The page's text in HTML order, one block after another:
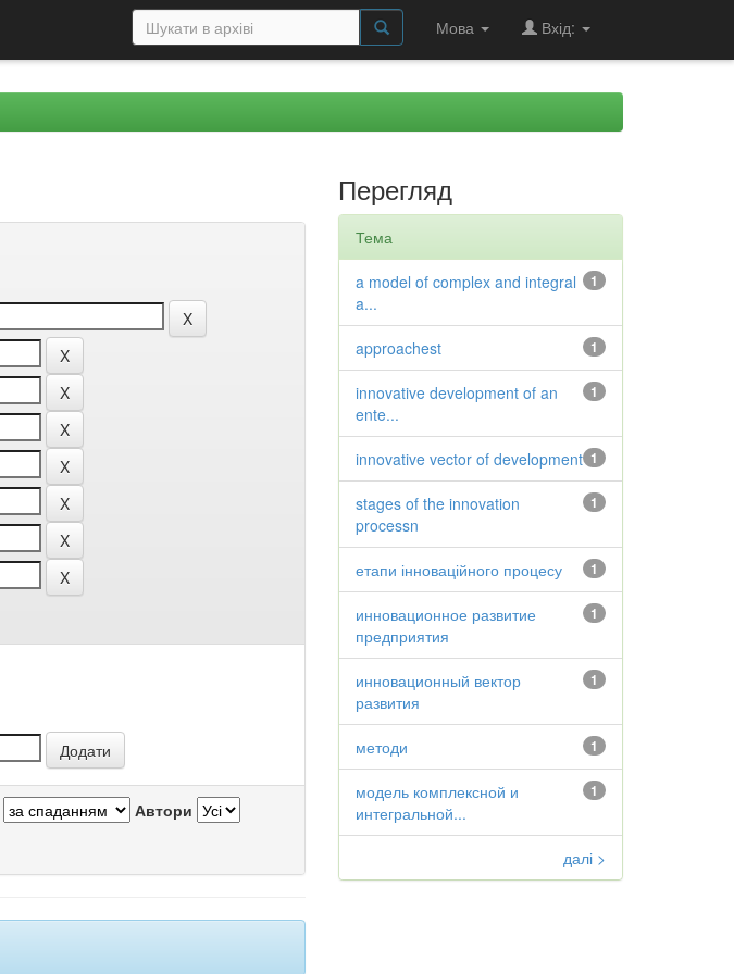
Мова Вхід:
Автори
Перегляд
Тема
1
a model of complex and integral
a...
1
approachest
1
innovative development of an
ente...
1
innovative vector of development
1
stages of the innovation
processn
1
етапи інноваційного процесу
1
инновационное развитие
предприятия
1
инновационный вектор
развития
1
методи
1
модель комплексной и
интегральной...
далі >